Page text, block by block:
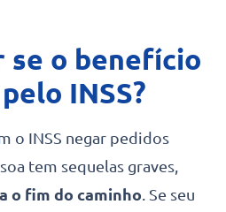
se o benefício
INSS?
o INSS negar pedidos
tem sequelas graves,
o fim do caminho . Se seu